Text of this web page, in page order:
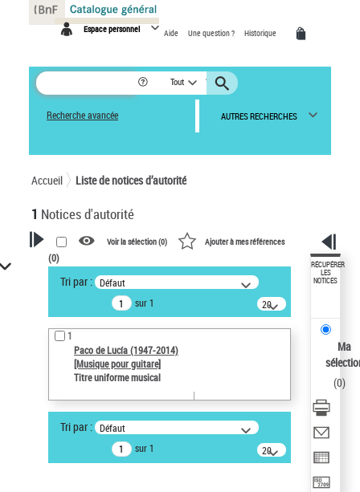
Espace personnel Aide Une question ? Historique
Tout
Recherche avancée AUTRES RECHERCHES
Accueil Liste de notices d’autorité
1 Notices d'autorité
VOTRE RECHERCHE
Recherche avancée dans les
notices d’autorité
Œuvres liées à l'auteur :
Paco de Lucía (1947-2014)
Auteur d’œuvre
ne s'applique pas
Sauvegarder votre recherche
Voir la sélection (0) Ajouter à mes références
(0)
Tri par : Défaut
sur 1
20
résultats/page
1
Paco de Lucía (1947-2014)
[Musique pour guitare]
Titre uniforme musical
Tri par : Défaut
sur 1
20
résultats/page
RÉCUPÉRER
LES
NOTICES
Ma
(0)
Panneau de gestion des cookies